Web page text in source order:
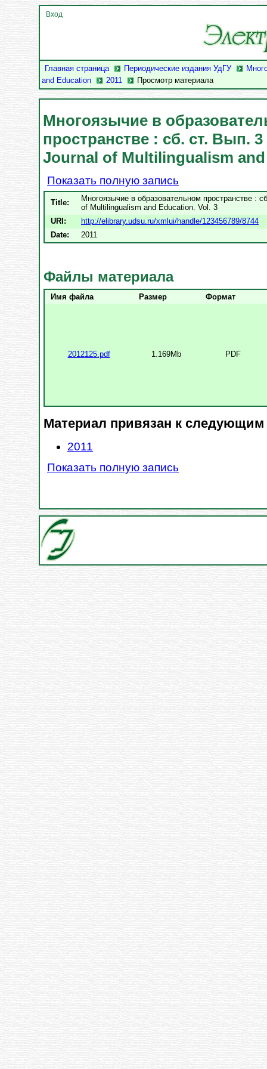
Главная страница Периодические издания УдГУ
and Education
2011 Просмотр материала
Вход
Многоязычие в
пространстве : сб. ст. Вып.
Journal of Multilingualism
Показать полную запись
Title:
Многоязычие в образовательном пространстве :
of Multilingualism and Education. Vol. 3
URI:
http://elibrary.udsu.ru/xmlui/handle/123456789/8744
Date:
2011
Файлы материала
Имя файла Размер Формат
2012125.pdf 1.169Mb PDF
Материал привязан к следующим
2011
Показать полную запись